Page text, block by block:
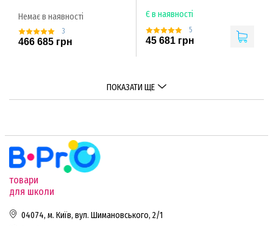
Немає в наявності
3
466 685 грн
Є в наявності
5
45 681 грн
ПОКАЗАТИ ЩЕ
товари
для школи
04074, м. Київ, вул. Шимановського, 2/1